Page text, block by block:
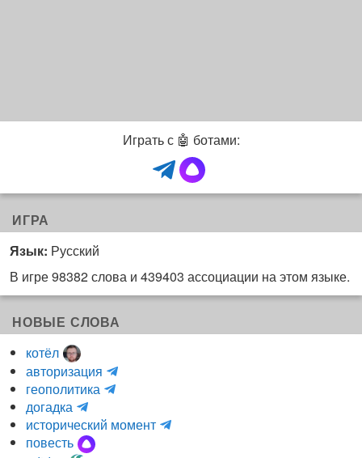
Играть с 🤖 ботами:
ИГРА
Язык: Русский
В игре 98382 слова и 439403 ассоциации на этом языке.
НОВЫЕ СЛОВА
котёл
авторизация
и
о
геополитика
H
d
догадка
m
a
r
исторический момент
и
повесть